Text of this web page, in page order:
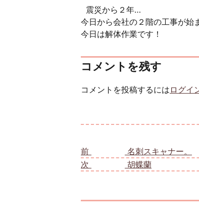
震災から２年…
今日から会社の２階の工事が始
今日は解体作業です！
コメントを残す
コメントを投稿するには ログイ
前
名刺スキャナー。
次
胡蝶蘭